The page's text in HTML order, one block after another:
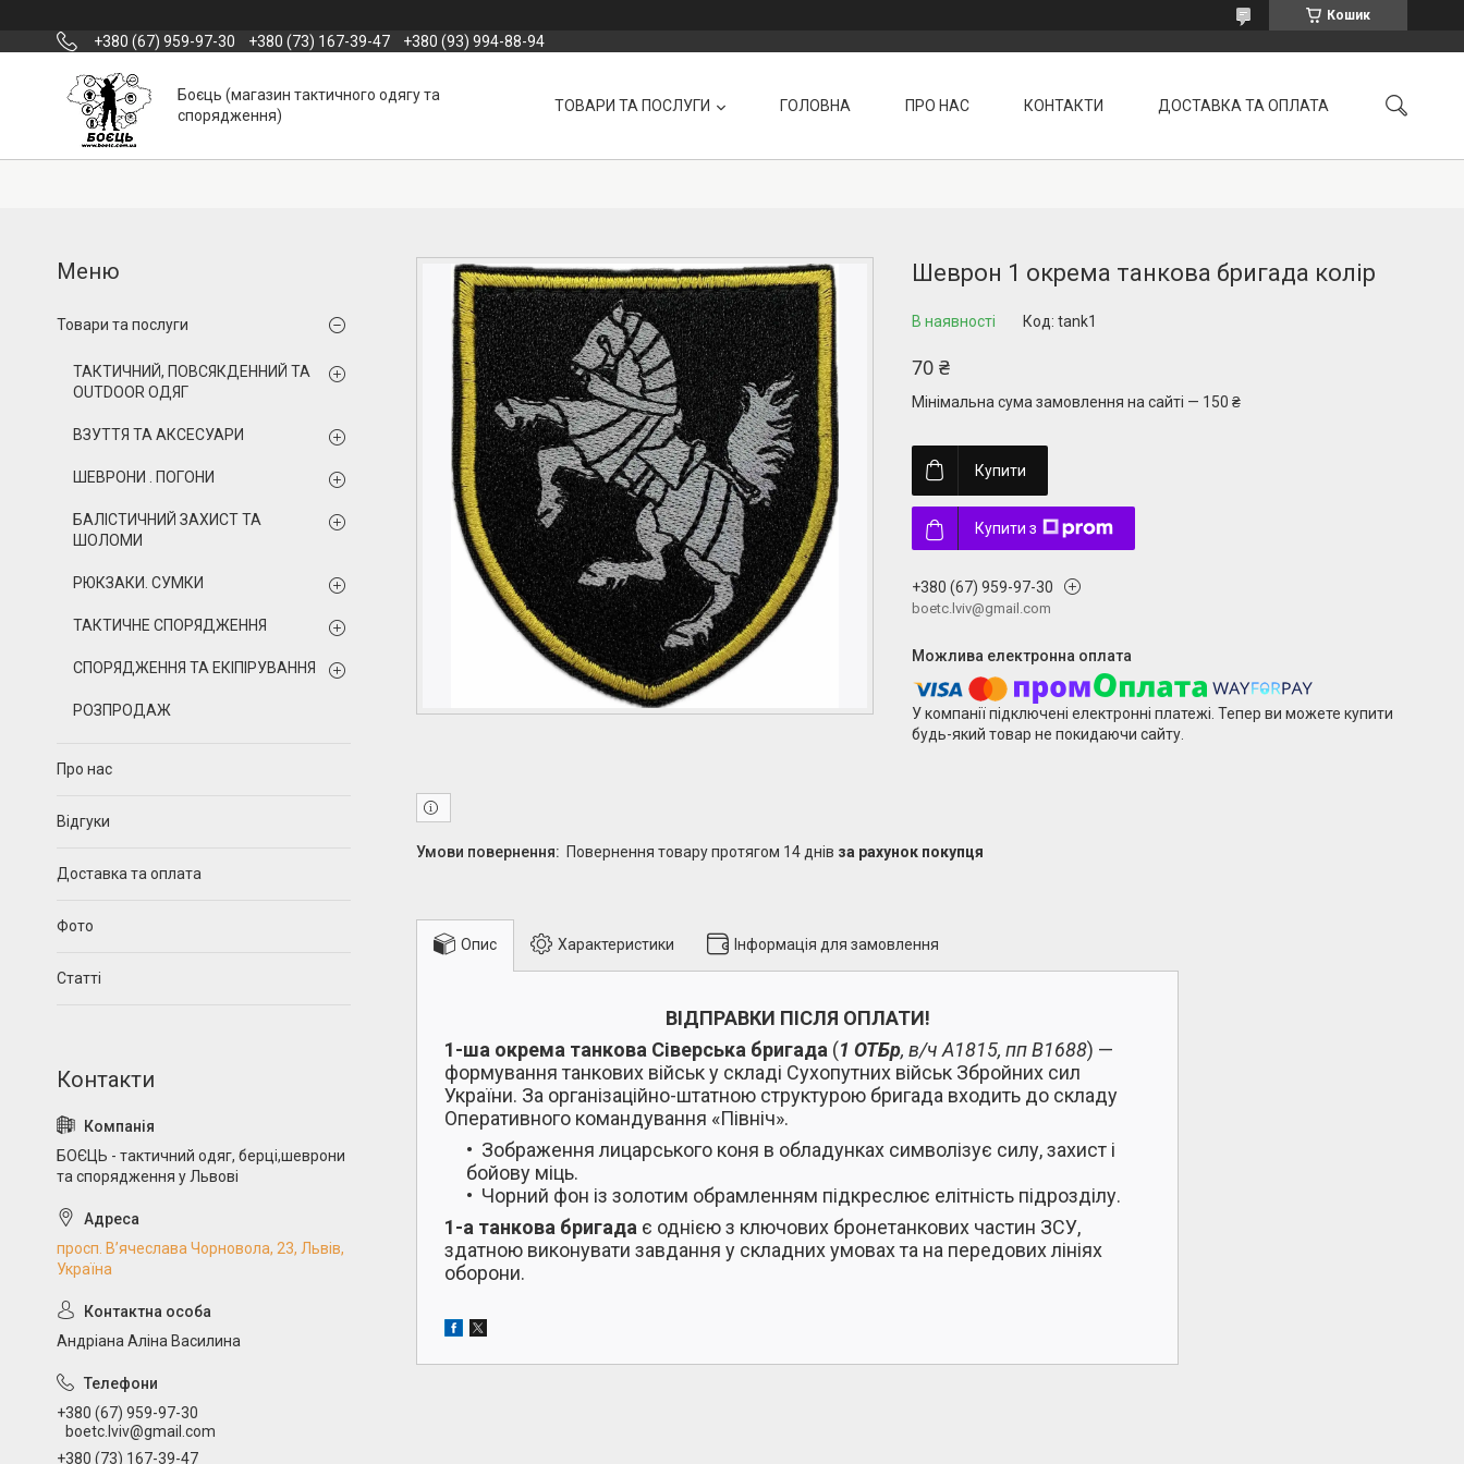
Кошик
+380 (67) 959-97-30 +380 (73) 167-39-47 +380 (93) 994-88-94
Боєць (магазин тактичного одягу та
спорядження)
ТОВАРИ ТА ПОСЛУГИ ГОЛОВНА ПРО НАС КОНТАКТИ ДОСТАВКА ТА ОПЛАТА
Шеврон 1 окрема танкова бригада колір
В наявності Код: tank1
70 ₴
Мінімальна сума замовлення на сайті — 150 ₴
Купити
Купити з
+380 (67) 959-97-30
boetc.lviv@gmail.com
У компанії підключені електронні платежі. Тепер ви можете купити
будь-який товар не покидаючи сайту.
повернення товару протягом 14 днів за рахунок покупця
Опис Характеристики Інформація для замовлення
ВІДПРАВКИ ПІСЛЯ ОПЛАТИ!
1-ша окрема танкова Сіверська бригада (1 ОТБр, в/ч А1815, пп В1688) —
формування танкових військ у складі Сухопутних військ Збройних сил
України. За організаційно-штатною структурою бригада входить до складу
Оперативного командування «Північ».
Зображення лицарського коня в обладунках символізує силу, захист і
бойову міць.
Чорний фон із золотим обрамленням підкреслює елітність підрозділу.
1-а танкова бригада є однією з ключових бронетанкових частин ЗСУ,
здатною виконувати завдання у складних умовах та на передових лініях
оборони.
Товари та послуги
ТАКТИЧНИЙ, ПОВСЯКДЕННИЙ ТА
OUTDOOR ОДЯГ
ВЗУТТЯ ТА АКСЕСУАРИ
ШЕВРОНИ . ПОГОНИ
БАЛІСТИЧНИЙ ЗАХИСТ ТА
ШОЛОМИ
РЮКЗАКИ. СУМКИ
ТАКТИЧНЕ СПОРЯДЖЕННЯ
СПОРЯДЖЕННЯ ТА ЕКІПІРУВАННЯ
РОЗПРОДАЖ
Про нас
Відгуки
Доставка та оплата
Фото
Статті
БОЄЦЬ - тактичний одяг, берці,шеврони
та спорядження у Львові
просп. В’ячеслава Чорновола, 23, Львів,
Україна
Андріана Аліна Василина
+380 (67) 959-97-30
boetc.lviv@gmail.com
+380 (73) 167-39-47